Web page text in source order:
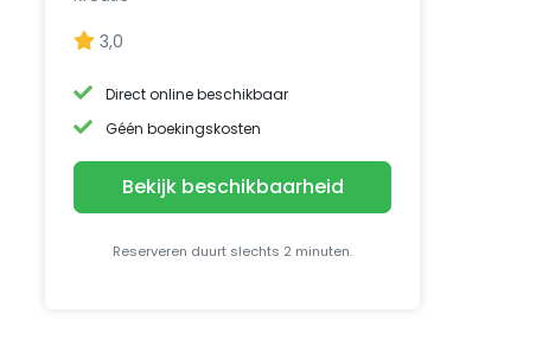
3,0
Direct online beschikbaar
Géén boekingskosten
Bekijk beschikbaarheid
Reserveren duurt slechts 2 minuten.